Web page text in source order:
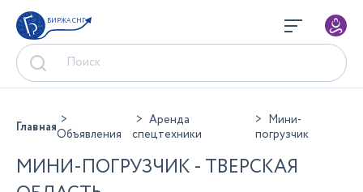
БИРЖА СНГ
ГлавнаяОбъявления
Аренда
спецтехники
Мини-
погрузчик
МИНИ-ПОГРУЗЧИК - ТВЕРСКАЯ